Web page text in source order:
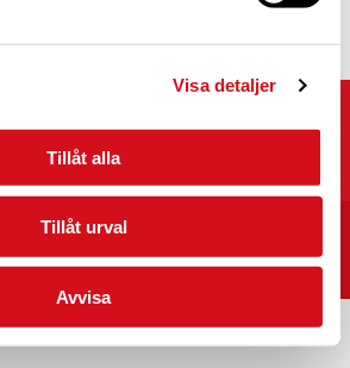
Visa detaljer
Tillåt alla
Tillåt urval
Avvisa
mer
Club of Sweden
25, 703 75 ÖREBRO